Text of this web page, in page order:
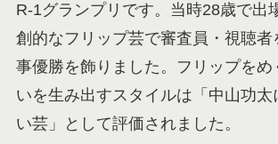
R-1グランプリです。当時28歳で出
創的なフリップ芸で審査員・視聴者
事優勝を飾りました。フリップをめ
いを生み出すスタイルは「中山功太
い芸」として評価されました。